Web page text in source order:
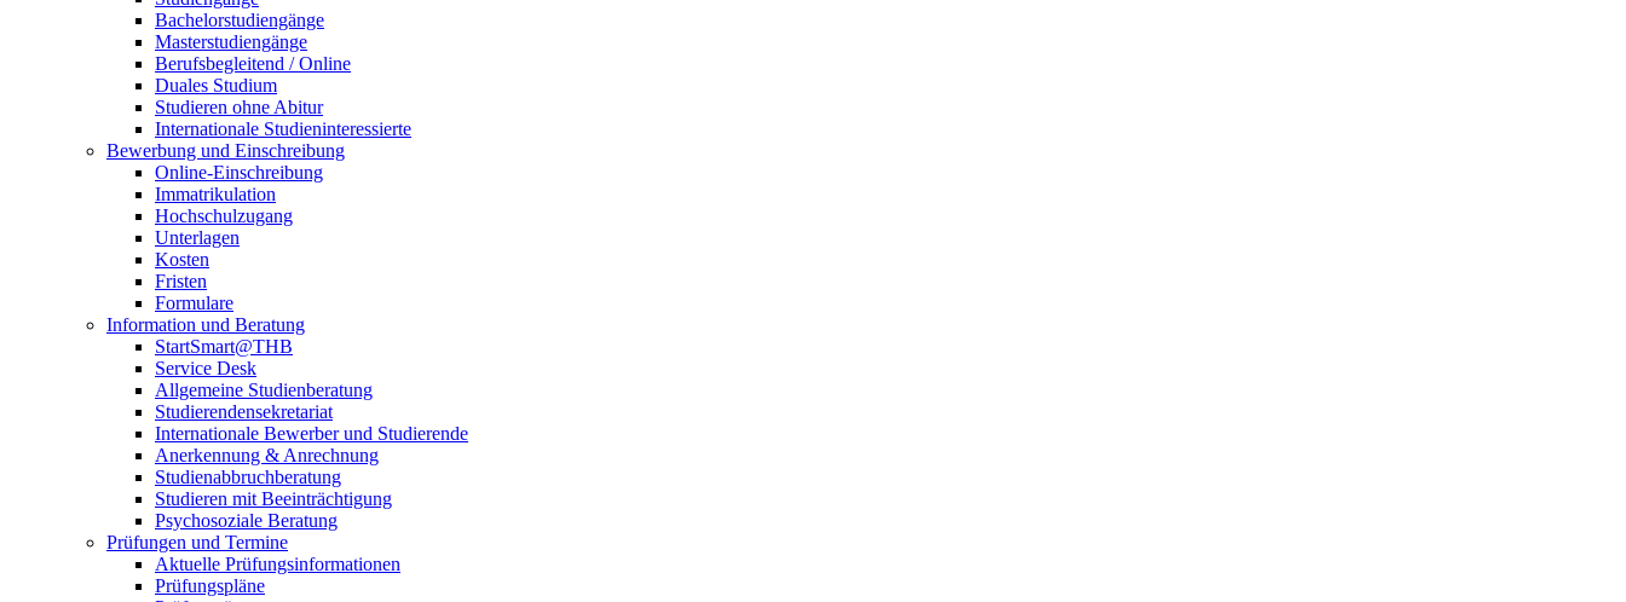
Bachelorstudiengänge
Masterstudiengänge
Berufsbegleitend / Online
Duales Studium
Studieren ohne Abitur
Internationale Studieninteressierte
Bewerbung und Einschreibung
Online-Einschreibung
Immatrikulation
Hochschulzugang
Unterlagen
Kosten
Fristen
Formulare
Information und Beratung
StartSmart@THB
Service Desk
Allgemeine Studienberatung
Studierendensekretariat
Internationale Bewerber und Studierende
Anerkennung & Anrechnung
Studienabbruchberatung
Studieren mit Beeinträchtigung
Psychosoziale Beratung
Prüfungen und Termine
Aktuelle Prüfungsinformationen
Prüfungspläne